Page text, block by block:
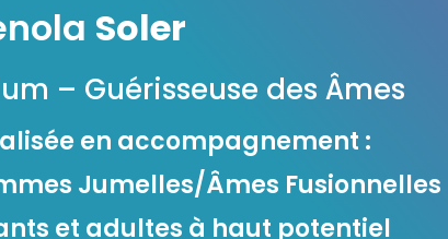
Soler
– Guérisseuse des Âmes
en accompagnement :
Jumelles/Âmes Fusionnelles
et adultes à haut potentiel